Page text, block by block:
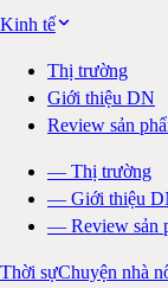
Kinh tế
Thị trường
Giới thiệu DN
Review sản
— Thị trường
— Giới thiệu
— Review sản
Thời sựChuyện nhà